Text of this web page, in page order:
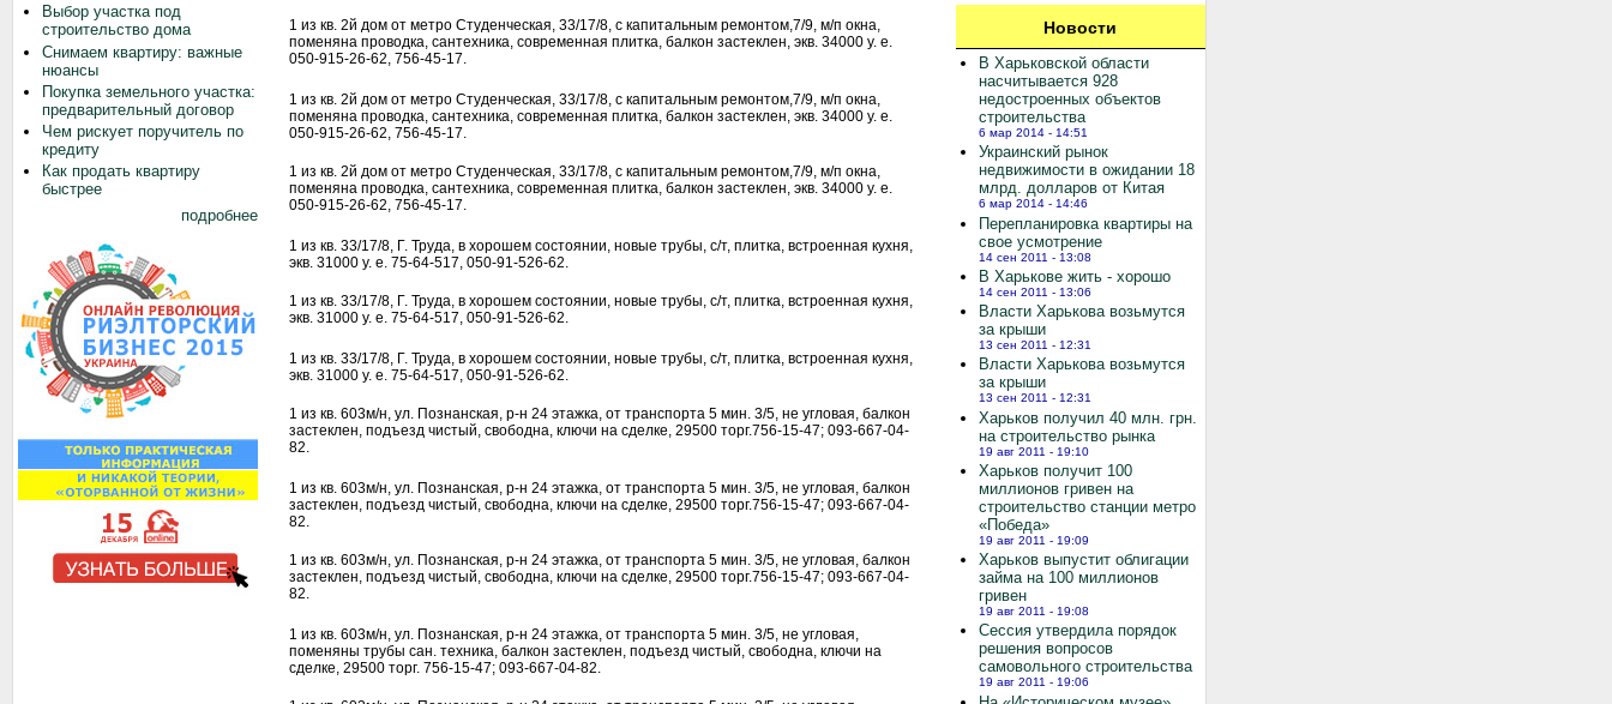
Выбор участка под
строительство дома
Снимаем квартиру: важные
нюансы
Покупка земельного участка:
предварительный договор
Чем рискует поручитель по
кредиту
Как продать квартиру
быстрее
подробнее
1 из кв. 2й дом от метро Студенческая, 33/17/8, с капитальным ремонтом,7/9, м/п окна,
поменяна проводка, сантехника, современная плитка, балкон застеклен, экв. 34000 у. е.
050-915-26-62, 756-45-17.
1 из кв. 2й дом от метро Студенческая, 33/17/8, с капитальным ремонтом,7/9, м/п окна,
поменяна проводка, сантехника, современная плитка, балкон застеклен, экв. 34000 у. е.
050-915-26-62, 756-45-17.
1 из кв. 2й дом от метро Студенческая, 33/17/8, с капитальным ремонтом,7/9, м/п окна,
поменяна проводка, сантехника, современная плитка, балкон застеклен, экв. 34000 у. е.
050-915-26-62, 756-45-17.
1 из кв. 33/17/8, Г. Труда, в хорошем состоянии, новые трубы, с/т, плитка, встроенная кухня,
экв. 31000 у. е. 75-64-517, 050-91-526-62.
1 из кв. 33/17/8, Г. Труда, в хорошем состоянии, новые трубы, с/т, плитка, встроенная кухня,
экв. 31000 у. е. 75-64-517, 050-91-526-62.
1 из кв. 33/17/8, Г. Труда, в хорошем состоянии, новые трубы, с/т, плитка, встроенная кухня,
экв. 31000 у. е. 75-64-517, 050-91-526-62.
1 из кв. 603м/н, ул. Познанская, р-н 24 этажка, от транспорта 5 мин. 3/5, не угловая, балкон
застеклен, подъезд чистый, свободна, ключи на сделке, 29500 торг.756-15-47; 093-667-04-
82.
1 из кв. 603м/н, ул. Познанская, р-н 24 этажка, от транспорта 5 мин. 3/5, не угловая, балкон
застеклен, подъезд чистый, свободна, ключи на сделке, 29500 торг.756-15-47; 093-667-04-
82.
1 из кв. 603м/н, ул. Познанская, р-н 24 этажка, от транспорта 5 мин. 3/5, не угловая, балкон
застеклен, подъезд чистый, свободна, ключи на сделке, 29500 торг.756-15-47; 093-667-04-
82.
1 из кв. 603м/н, ул. Познанская, р-н 24 этажка, от транспорта 5 мин. 3/5, не угловая,
поменяны трубы сан. техника, балкон застеклен, подъезд чистый, свободна, ключи на
сделке, 29500 торг. 756-15-47; 093-667-04-82.
Новости
В Харьковской области
насчитывается 928
недостроенных объектов
строительства
6 мар 2014 - 14:51
Украинский рынок
недвижимости в ожидании 18
млрд. долларов от Китая
6 мар 2014 - 14:46
Перепланировка квартиры на
свое усмотрение
14 сен 2011 - 13:08
В Харькове жить - хорошо
14 сен 2011 - 13:06
Власти Харькова возьмутся
за крыши
13 сен 2011 - 12:31
Власти Харькова возьмутся
за крыши
13 сен 2011 - 12:31
Харьков получил 40 млн. грн.
на строительство рынка
19 авг 2011 - 19:10
Харьков получит 100
миллионов гривен на
строительство станции метро
«Победа»
19 авг 2011 - 19:09
Харьков выпустит облигации
займа на 100 миллионов
гривен
19 авг 2011 - 19:08
Сессия утвердила порядок
решения вопросов
самовольного строительства
19 авг 2011 - 19:06